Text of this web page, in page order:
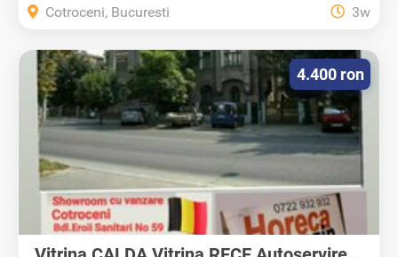
Cotroceni, Bucuresti 3w
4.400 ron